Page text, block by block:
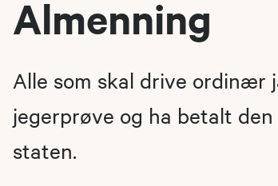
Almenning
Alle som skal drive ordinær
jegerprøve og ha betalt
staten.